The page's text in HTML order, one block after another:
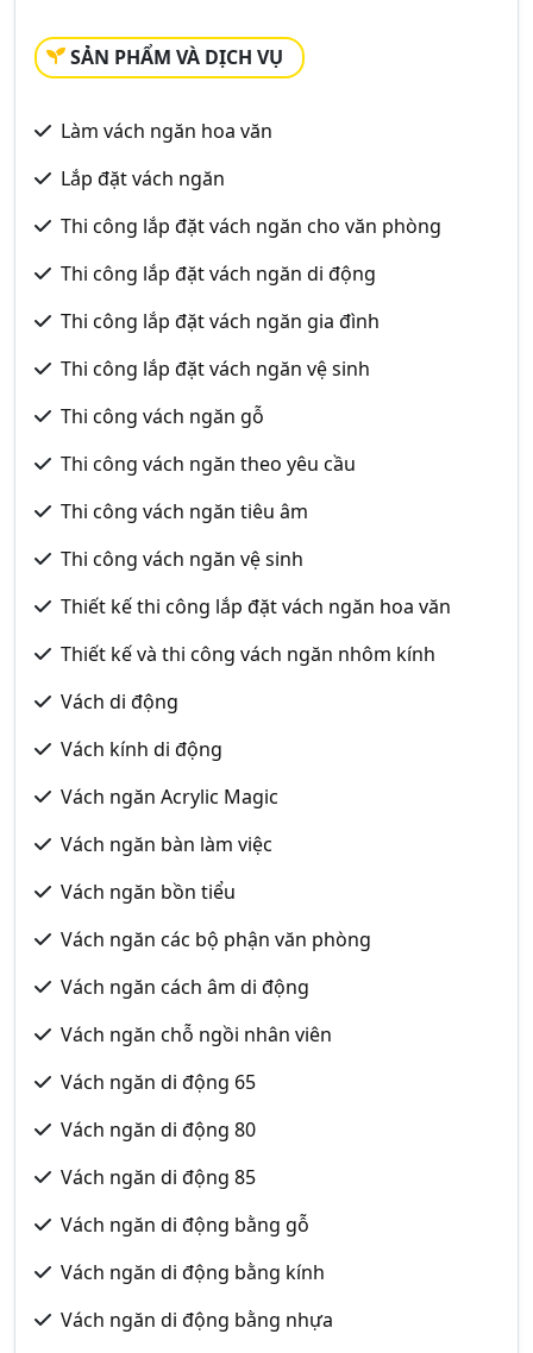
SẢN PHẨM VÀ DỊCH VỤ
Làm vách ngăn hoa văn
Lắp đặt vách ngăn
Thi công lắp đặt vách ngăn cho văn phòng
Thi công lắp đặt vách ngăn di động
Thi công lắp đặt vách ngăn gia đình
Thi công lắp đặt vách ngăn vệ sinh
Thi công vách ngăn gỗ
Thi công vách ngăn theo yêu cầu
Thi công vách ngăn tiêu âm
Thi công vách ngăn vệ sinh
Thiết kế thi công lắp đặt vách ngăn hoa văn
Thiết kế và thi công vách ngăn nhôm kính
Vách di động
Vách kính di động
Vách ngăn Acrylic Magic
Vách ngăn bàn làm việc
Vách ngăn bồn tiểu
Vách ngăn các bộ phận văn phòng
Vách ngăn cách âm di động
Vách ngăn chỗ ngồi nhân viên
Vách ngăn di động 65
Vách ngăn di động 80
Vách ngăn di động 85
Vách ngăn di động bằng gỗ
Vách ngăn di động bằng kính
Vách ngăn di động bằng nhựa